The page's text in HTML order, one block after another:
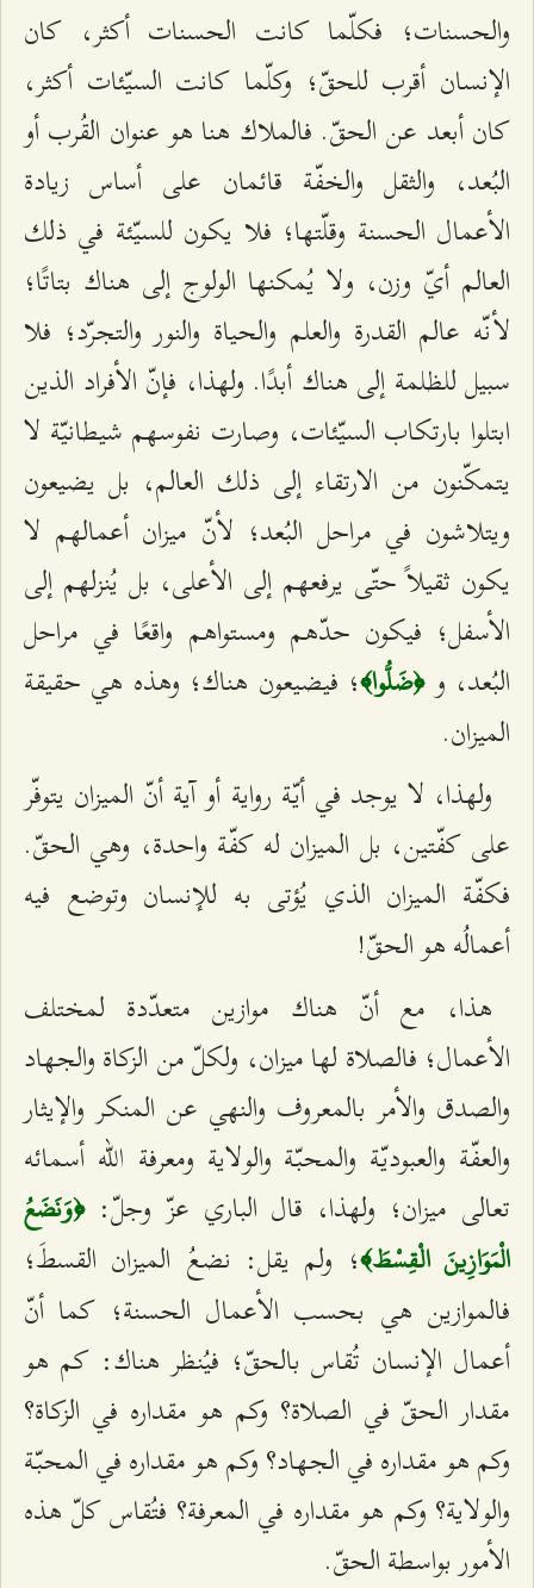
والحسنات؛ فكلّما كانت الحسنات أكثر، كان
الإنسان أقرب للحقّ؛ وكلّما كانت السيّئات أكثر،
كان أبعد عن الحقّ. فالملاك هنا هو عنوان القُرب أو
البُعد، والثقل والخفّة قائمان على أساس زيادة
الأعمال الحسنة وقلّتها؛ فلا يكون للسيّئة في ذلك
العالم أيّ وزن، ولا يُمكنها الولوج إلى هناك بتاتًا؛
لأنّه عالم القدرة والعلم والحياة والنور والتجرّد؛ فلا
سبيل للظلمة إلى هناك أبدًا. ولهذا، فإنّ الأفراد الذين
ابتلوا بارتكاب السيّئات، وصارت نفوسهم شيطانيّة لا
يتمكّنون من الارتقاء إلى ذلك العالم، بل يضيعون
ويتلاشون في مراحل البُعد؛ لأنّ ميزان أعمالهم لا
يكون ثقيلاً حتّى يرفعهم إلى الأعلى، بل يُنزلهم إلى
الأسفل؛ فيكون حدّهم ومستواهم واقعًا في مراحل
البُعد، و﴿ضَلُّوا﴾؛ فيضيعون هناك؛ وهذه هي حقيقة
الميزان.
ولهذا، لا يوجد في أيّة رواية أو آية أنّ الميزان يتوفّر
على كفّتين، بل الميزان له كفّة واحدة، وهي الحقّ.
فكفّة الميزان الذي يُؤتى به للإنسان وتوضع فيه
أعمالُه هو الحقّ!
هذا، مع أنّ هناك موازين متعدّدة لمختلف
الأعمال؛ فالصلاة لها ميزان، ولكلّ من الزكاة والجهاد
والصدق والأمر بالمعروف والنهي عن المنكر والإيثار
والعفّة والعبوديّة والمحبّة والولاية ومعرفة الله أسمائه
تعالى ميزان؛ ولهذا، قال الباري عزّ وجلّ:﴿وَنَضَعُ
الْمَوَازِينَ الْقِسْطَ﴾؛ ولم يقل: نضعُ الميزان القسطَ؛
فالموازين هي بحسب الأعمال الحسنة؛ كما أنّ
أعمال الإنسان تُقاس بالحقّ؛ فيُنظر هناك: كم هو
مقدار الحقّ في الصلاة؟ وكم هو مقداره في الزكاة؟
وكم هو مقداره في الجهاد؟ وكم هو مقداره في المحبّة
والولاية؟ وكم هو مقداره في المعرفة؟ فتُقاس كلّ هذه
الأمور بواسطة الحقّ.